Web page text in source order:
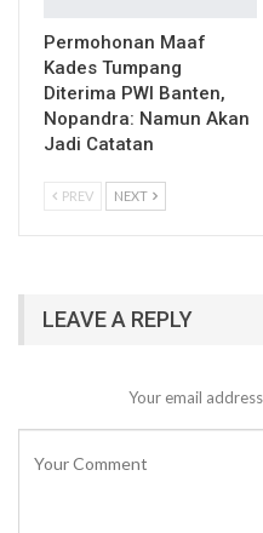
Permohonan Maaf
Kades Tumpang
Diterima PWI Banten,
Nopandra: Namun Akan
Jadi Catatan
PREV NEXT
LEAVE A REPLY
Your email